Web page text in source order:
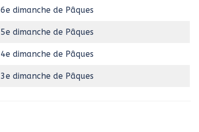
6e dimanche de Pâques
5e dimanche de Pâques
4e dimanche de Pâques
3e dimanche de Pâques